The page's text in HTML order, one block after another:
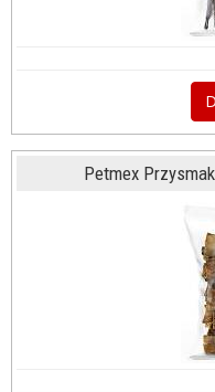
Petmex